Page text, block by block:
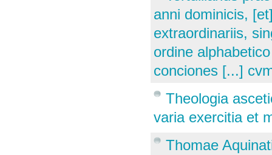
anni dominicis,
extraordinariis,
ordine
conciones [...]
Theologia
varia exercitia et
Thomae